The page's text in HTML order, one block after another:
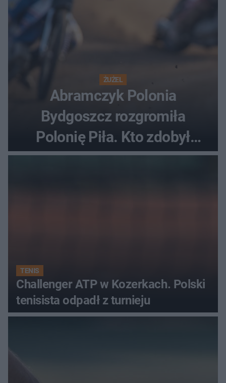
ŻUŻEL
Abramczyk Polonia
Bydgoszcz rozgromiła
Polonię Piła. Kto zdobył
najwięcej punktów?
TENIS
Challenger ATP w Kozerkach. Polski
tenisista odpadł z turnieju